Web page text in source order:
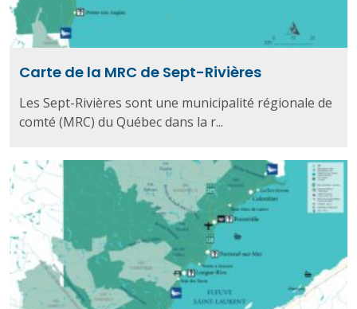
Carte de la MRC de Sept-Rivières
Les Sept-Rivières sont une municipalité régionale de
comté (MRC) du Québec dans la r...